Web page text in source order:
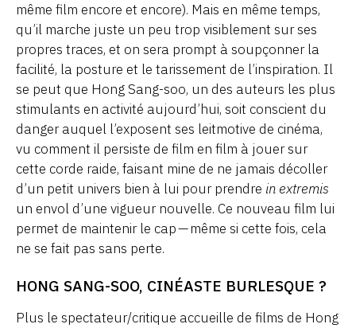
même film encore et encore). Mais en même temps,
qu’il marche juste un peu trop visiblement sur ses
propres traces, et on sera prompt à soupçonner la
facilité, la posture et le tarissement de l’inspiration. Il
se peut que Hong Sang-soo, un des auteurs les plus
stimulants en activité aujourd’hui, soit conscient du
danger auquel l’exposent ses leitmotive de cinéma,
vu comment il persiste de film en film à jouer sur
cette corde raide, faisant mine de ne jamais décoller
d’un petit univers bien à lui pour prendre in extremis
un envol d’une vigueur nouvelle. Ce nouveau film lui
permet de maintenir le cap — même si cette fois, cela
ne se fait pas sans perte.
HONG SANG-SOO, CINÉASTE BURLESQUE ?
Plus le spectateur/critique accueille de films de Hong